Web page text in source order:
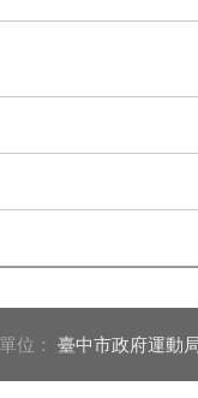
位： 臺中市政府運動